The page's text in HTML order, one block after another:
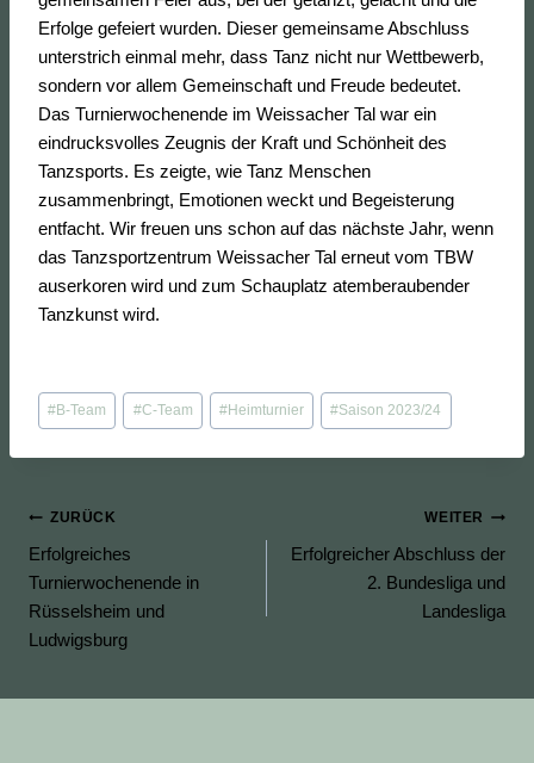
Erfolge gefeiert wurden. Dieser gemeinsame Abschluss
unterstrich einmal mehr, dass Tanz nicht nur Wettbewerb,
sondern vor allem Gemeinschaft und Freude bedeutet.
Das Turnierwochenende im Weissacher Tal war ein
eindrucksvolles Zeugnis der Kraft und Schönheit des
Tanzsports. Es zeigte, wie Tanz Menschen
zusammenbringt, Emotionen weckt und Begeisterung
entfacht. Wir freuen uns schon auf das nächste Jahr, wenn
das Tanzsportzentrum Weissacher Tal erneut vom TBW
auserkoren wird und zum Schauplatz atemberaubender
Tanzkunst wird.
Schlagworte:
#B-Team #C-Team #Heimturnier #Saison 2023/24
Beitragsnavigation
ZURÜCK
Erfolgreiches
Turnierwochenende in
Rüsselsheim und
Ludwigsburg
WEITER
Erfolgreicher Abschluss der
2. Bundesliga und
Landesliga